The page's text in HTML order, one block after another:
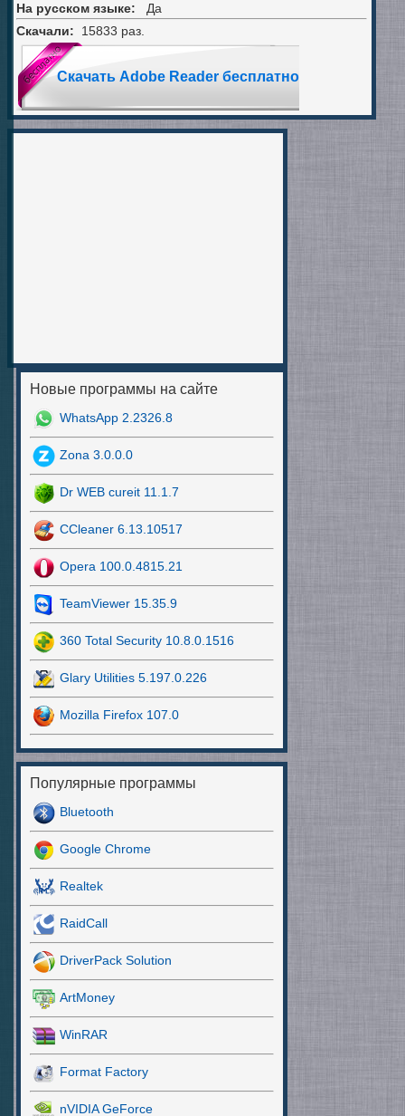
На русском языке: Да
Скачали: 15833 раз.
Скачать Adobe Reader бесплатно
Новые программы на сайте
WhatsApp 2.2326.8
Zona 3.0.0.0
Dr WEB cureit 11.1.7
CCleaner 6.13.10517
Opera 100.0.4815.21
TeamViewer 15.35.9
360 Total Security 10.8.0.1516
Glary Utilities 5.197.0.226
Mozilla Firefox 107.0
Популярные программы
Bluetooth
Google Chrome
Realtek
RaidCall
DriverPack Solution
ArtMoney
WinRAR
Format Factory
nVIDIA GeForce